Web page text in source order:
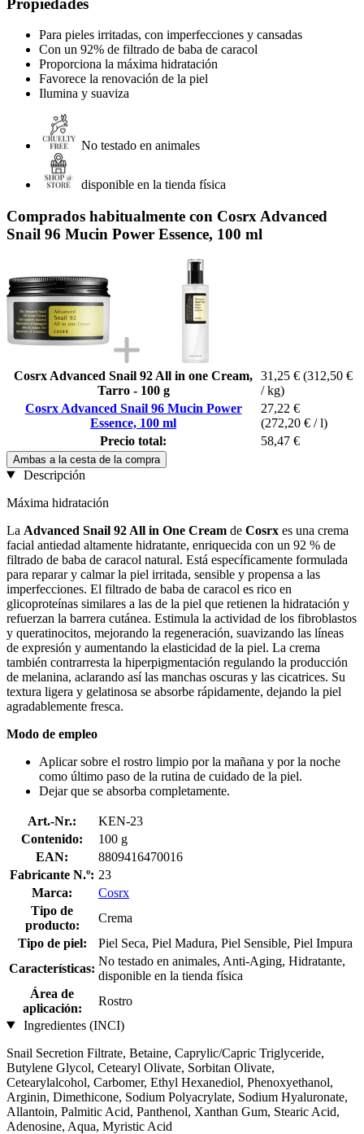
Para pieles irritadas, con imperfecciones y cansadas
Con un 92% de filtrado de baba de caracol
Proporciona la máxima hidratación
Favorece la renovación de la piel
Ilumina y suaviza
No testado en animales
disponible en la tienda física
Comprados habitualmente con Cosrx Advanced
Snail 96 Mucin Power Essence, 100 ml
Cosrx Advanced Snail 92 All in one Cream,
Tarro - 100 g
31,25 € (312,50 €
/ kg)
Cosrx Advanced Snail 96 Mucin Power
Essence, 100 ml
27,22 €
(272,20 € / l)
Precio total:
58,47 €
Ambas a la cesta de la compra
Descripción
Máxima hidratación
La Advanced Snail 92 All in One Cream de Cosrx es una crema
facial antiedad altamente hidratante, enriquecida con un 92 % de
filtrado de baba de caracol natural. Está específicamente formulada
para reparar y calmar la piel irritada, sensible y propensa a las
imperfecciones. El filtrado de baba de caracol es rico en
glicoproteínas similares a las de la piel que retienen la hidratación y
refuerzan la barrera cutánea. Estimula la actividad de los fibroblastos
y queratinocitos, mejorando la regeneración, suavizando las líneas
de expresión y aumentando la elasticidad de la piel. La crema
también contrarresta la hiperpigmentación regulando la producción
de melanina, aclarando así las manchas oscuras y las cicatrices. Su
textura ligera y gelatinosa se absorbe rápidamente, dejando la piel
agradablemente fresca.
Modo de empleo
Aplicar sobre el rostro limpio por la mañana y por la noche
como último paso de la rutina de cuidado de la piel.
Dejar que se absorba completamente.
Art.-Nr.:
KEN-23
Contenido:
100 g
EAN:
8809416470016
Fabricante N.º: 23
Marca:
Cosrx
Tipo de
producto:
Crema
Tipo de piel:
Piel Seca, Piel Madura, Piel Sensible, Piel Impura
Características:
No testado en animales, Anti-Aging, Hidratante,
disponible en la tienda física
Área de
aplicación:
Rostro
Ingredientes (INCI)
Snail Secretion Filtrate, Betaine, Caprylic/Capric Triglyceride,
Butylene Glycol, Cetearyl Olivate, Sorbitan Olivate,
Cetearylalcohol, Carbomer, Ethyl Hexanediol, Phenoxyethanol,
Arginin, Dimethicone, Sodium Polyacrylate, Sodium Hyaluronate,
Allantoin, Palmitic Acid, Panthenol, Xanthan Gum, Stearic Acid,
Adenosine, Aqua, Myristic Acid